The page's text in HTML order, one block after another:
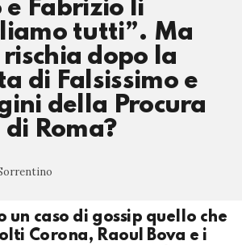
e Fabrizio li
tutti”. Ma
rischia dopo la
di Falsissimo e
della Procura
di Roma?
un caso di gossip quello che
Corona, Raoul Bova e i